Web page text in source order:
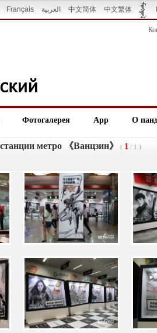
Français العربية 中文简体 中文繁体
Фотогалерея App О
метро 《Ванцзин》 ( 1 / 1 )